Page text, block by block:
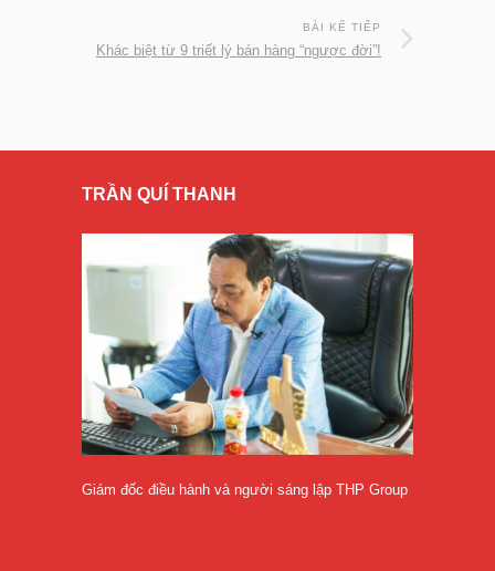
BÀI KẾ TIẾP
Khác biệt từ 9 triết lý bán hàng “ngược đời”!
TRẦN QUÍ THANH
Giám đốc điều hành và người sáng lập THP Group